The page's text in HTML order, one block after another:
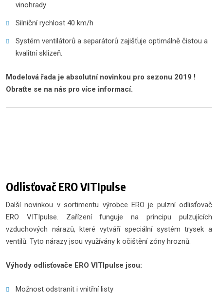
vinohrady
Silniční rychlost 40 km/h
Systém ventilátorů a separátorů zajišťuje optimálně čistou a
kvalitní sklizeň.
Modelová řada je absolutní novinkou pro sezonu 2019 !
Obraťte se na nás pro více informací.
Odlisťovač ERO VITIpulse
Další novinkou v sortimentu výrobce ERO je pulzní odlisťovač
ERO VITIpulse. Zařízení funguje na principu pulzujících
vzduchových nárazů, které vytváří speciální systém trysek a
ventilů. Tyto nárazy jsou využívány k očištění zóny hroznů.
Výhody odlisťovače ERO VITIpulse jsou:
Možnost odstranit i vnitřní listy